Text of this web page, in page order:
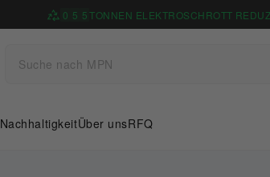
0 5 5 TONNEN ELEKTROSCHROTT
NachhaltigkeitÜber unsRFQ